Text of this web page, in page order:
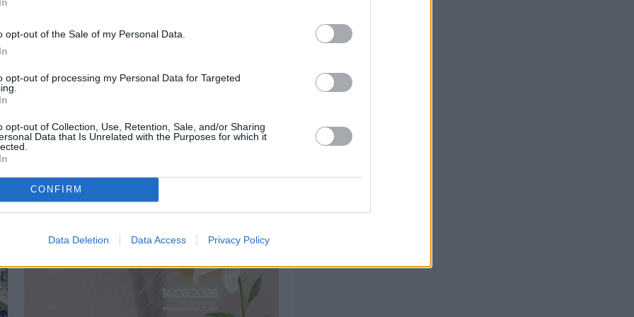
opt-out of the Sale of my Personal Data.
opt-out of processing my Personal Data for Targeted
opt-out of Collection, Use, Retention, Sale, and/or Sharing
Data that Is Unrelated with the Purposes for which it
CONFIRM
Data Deletion Data Access Privacy Policy
ένταξη στο ανθυγιεινό επίδομα